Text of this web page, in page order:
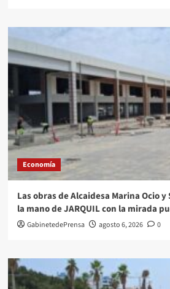
Economía
Las obras de Alcaidesa Marina Ocio
la mano de JARQUIL con la mirada
GabinetedePrensa agosto 6, 2026 0